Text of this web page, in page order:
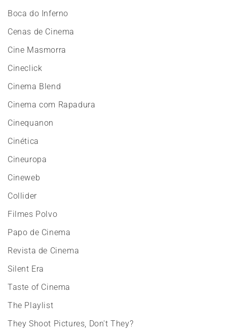
Boca do Inferno
Cenas de Cinema
Cine Masmorra
Cineclick
Cinema Blend
Cinema com Rapadura
Cinequanon
Cinética
Cineuropa
Cineweb
Collider
Filmes Polvo
Papo de Cinema
Revista de Cinema
Silent Era
Taste of Cinema
The Playlist
They Shoot Pictures, Don't They?